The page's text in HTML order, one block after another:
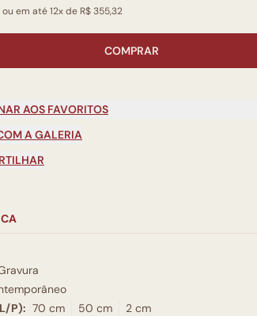
em até 12x de R$ 355,32
COMPRAR
AOS FAVORITOS
A GALERIA
P): 70 cm 50 cm 2 cm